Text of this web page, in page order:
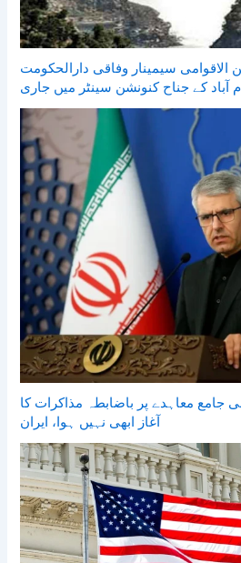
سیمینار وفاقی دارالحکومت
آباد کے جناح کنونشن سینٹر میں جاری
جامع معاہدے پر باضابطہ مذاکرات کا
آغاز ابھی نہیں ہوا، ایران